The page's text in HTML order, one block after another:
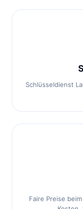
Schlüsseldienst
Faire Preise